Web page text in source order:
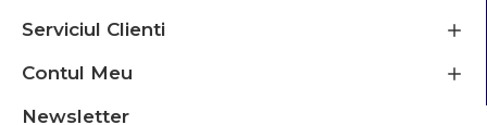
Serviciul Clienti
Contul Meu
Newsletter